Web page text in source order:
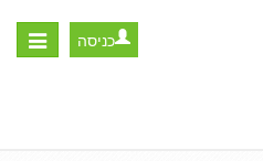
Toggle
כניסה